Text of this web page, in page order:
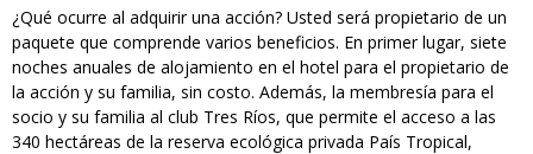
¿Qué ocurre al adquirir una acción? Usted será propietario de un
paquete que comprende varios beneficios. En primer lugar, siete
noches anuales de alojamiento en el hotel para el propietario de
la acción y su familia, sin costo. Además, la membresía para el
socio y su familia al club Tres Ríos, que permite el acceso a las
340 hectáreas de la reserva ecológica privada País Tropical,